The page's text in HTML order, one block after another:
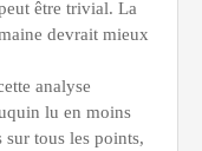
être trivial. La
devrait mieux
analyse
lu en moins
sur tous les points,